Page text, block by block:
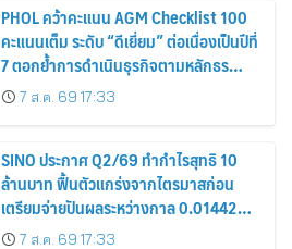
PHOL คว้าคะแนน AGM Checklist 100
คะแนนเต็ม ระดับ “ดีเยี่ยม” ต่อเนื่องเป็นปีที่
7 ตอกย้ำการดำเนินธุรกิจตามหลักธร
รมาภิบาล โปร่งใส สร้างความเชื่อมั่นผู้ถือ
หุ้น
7 ส.ค. 69 17:33
SINO ประกาศ Q2/69 ทำกำไรสุทธิ 10
ล้านบาท ฟื้นตัวแกร่งจากไตรมาสก่อน
เตรียมจ่ายปันผลระหว่างกาล 0.014423
บาทต่อหุ้น ครึ่งปีหลังมุ่งเติบโตต่อเนื่อง
7 ส.ค. 69 17:33